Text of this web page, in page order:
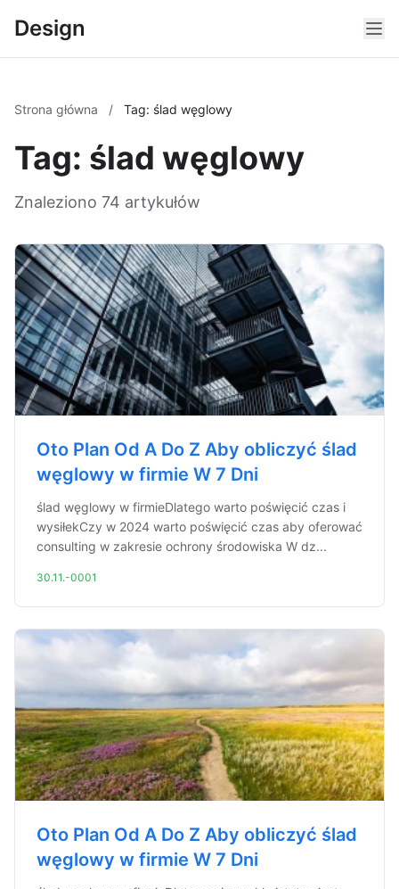
Design
Strona główna / Tag: ślad węglowy
Tag: ślad węglowy
Znaleziono 74 artykułów
Oto Plan Od A Do Z Aby obliczyć ślad
węglowy w firmie W 7 Dni
ślad węglowy w firmieDlatego warto poświęcić czas i
wysiłekCzy w 2024 warto poświęcić czas aby oferować
consulting w zakresie ochrony środowiska W dz...
30.11.-0001
Oto Plan Od A Do Z Aby obliczyć ślad
węglowy w firmie W 7 Dni